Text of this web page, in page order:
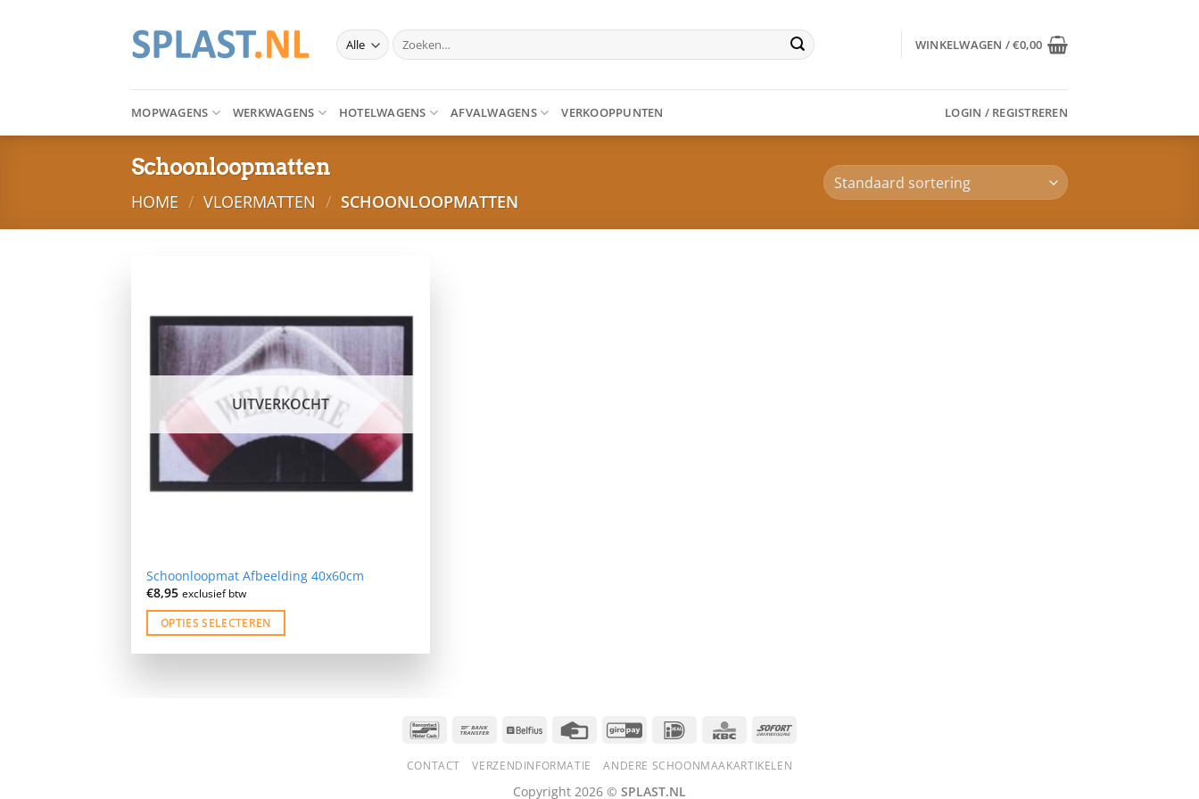
Zoeken
naar:
WINKELWAGEN /€0,00
MOPWAGENS WERKWAGENS HOTELWAGENS AFVALWAGENS VERKOOPPUNTEN LOGIN / REGISTREREN
Schoonloopmatten
HOME / VLOERMATTEN / SCHOONLOOPMATTEN
UITVERKOCHT
Schoonloopmat Afbeelding 40x60cm
€8,95 exclusief btw
OPTIES SELECTEREN
BancontactBank
Belfius
Credit
GiroPay IDeal KBC Sofort
CONTACT VERZENDINFORMATIE ANDERE SCHOONMAAKARTIKELEN
Copyright 2026 © SPLAST.NL